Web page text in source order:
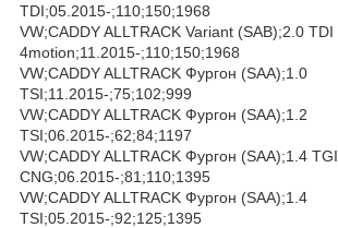
TDI;05.2015-;110;150;1968
VW;CADDY ALLTRACK Variant (SAB);2.0 TDI
4motion;11.2015-;110;150;1968
VW;CADDY ALLTRACK Фургон (SAA);1.0
TSI;11.2015-;75;102;999
VW;CADDY ALLTRACK Фургон (SAA);1.2
TSI;06.2015-;62;84;1197
VW;CADDY ALLTRACK Фургон (SAA);1.4 TGI
CNG;06.2015-;81;110;1395
VW;CADDY ALLTRACK Фургон (SAA);1.4
TSI;05.2015-;92;125;1395